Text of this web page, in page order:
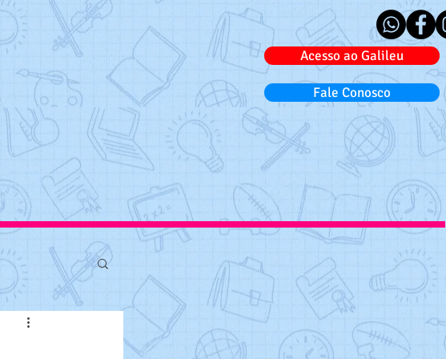
Acesso ao Galileu
Fale Conosco